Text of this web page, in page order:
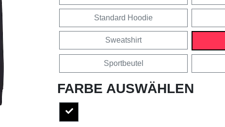
Standard Hoodie
Sweatshirt
Sportbeutel
FARBE AUSWÄHLEN